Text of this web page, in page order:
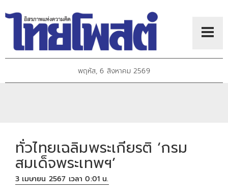
พฤหัส, 6 สิงหาคม 2569
ทั่วไทยเฉลิมพระเกียรติ ‘กรม
สมเด็จพระเทพฯ’
3 เมษายน 2567 เวลา 0:01 น.